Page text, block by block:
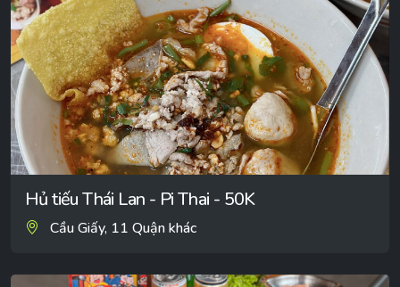
Hủ tiếu Thái Lan - Pi Thai - 50K
Cầu Giấy, 11 Quận khác